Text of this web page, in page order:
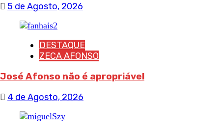
5 de Agosto, 2026
DESTAQUE
ZECA AFONSO
José Afonso não é apropriável
4 de Agosto, 2026